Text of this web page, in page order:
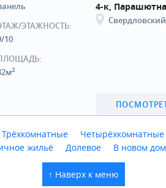
4-к,
ЭТАЖНОСТЬ:
10
2
Трёхкомнатные Четырёхкомнатные
жильё Долевое В новом
↑ Наверх к меню